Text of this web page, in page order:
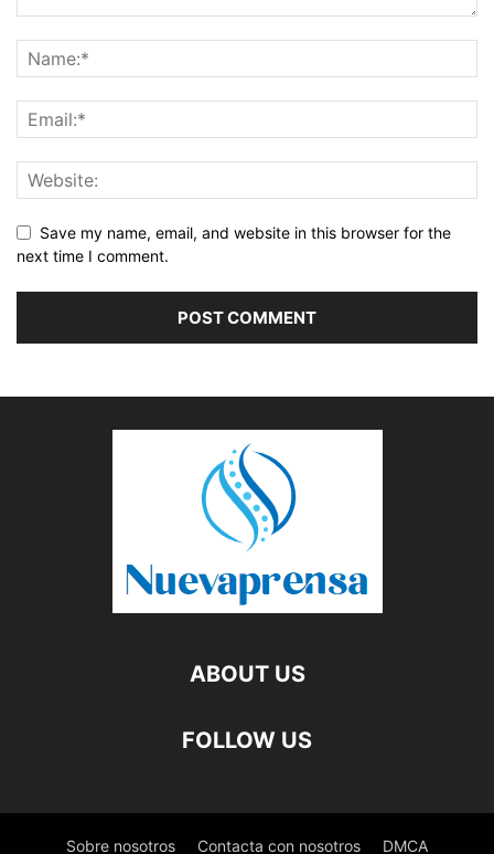
Save my name, email, and website in this browser for the
next time I comment.
ABOUT US
FOLLOW US
Sobre nosotros Contacta con nosotros DMCA